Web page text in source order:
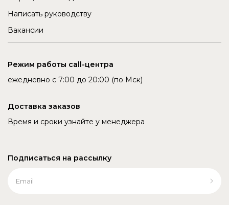
Написать руководству
Вакансии
Режим работы call-центра
ежедневно с 7:00 до 20:00 (по Мск)
Доставка заказов
Время и сроки узнайте у менеджера
Подписаться на рассылку